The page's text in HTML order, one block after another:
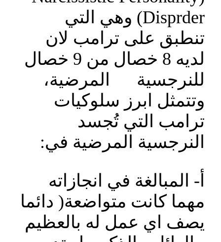
Disprder) وهي التي
تنطبق على ترامب لان
لديه 8 خصال من 9 خصال
للنرجسية المرضية،
وتتمثل ابرز سلوكيات
ترامب التي تُجسد
النرجسية المرضية في:
أ- المبالغة في انجازاته
مهما كانت متواضعة( دائما
يصف اي عمل له بالعظيم